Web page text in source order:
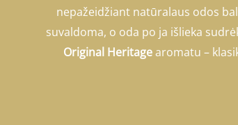
nepažeidžiant natūralaus odos
suvaldoma, o oda po ja išlieka
Original Heritagearomatu –